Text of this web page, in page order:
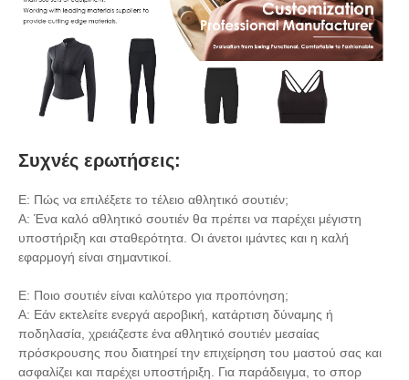
Συχνές ερωτήσεις:
Ε: Πώς να επιλέξετε το τέλειο αθλητικό σουτιέν;
Α: Ένα καλό αθλητικό σουτιέν θα πρέπει να παρέχει μέγιστη
υποστήριξη και σταθερότητα. Οι άνετοι ιμάντες και η καλή
εφαρμογή είναι σημαντικοί.
Ε: Ποιο σουτιέν είναι καλύτερο για προπόνηση;
Α: Εάν εκτελείτε ενεργά αεροβική, κατάρτιση δύναμης ή
ποδηλασία, χρειάζεστε ένα αθλητικό σουτιέν μεσαίας
πρόσκρουσης που διατηρεί την επιχείρηση του μαστού σας και
ασφαλίζει και παρέχει υποστήριξη. Για παράδειγμα, το σπορ